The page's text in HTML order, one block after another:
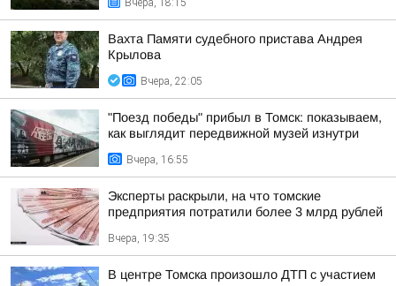
Вчера, 18:15
Вахта Памяти судебного пристава Андрея
Крылова
Вчера, 22:05
"Поезд победы" прибыл в Томск: показываем,
как выглядит передвижной музей изнутри
Вчера, 16:55
Эксперты раскрыли, на что томские
предприятия потратили более 3 млрд рублей
Вчера, 19:35
В центре Томска произошло ДТП с участием